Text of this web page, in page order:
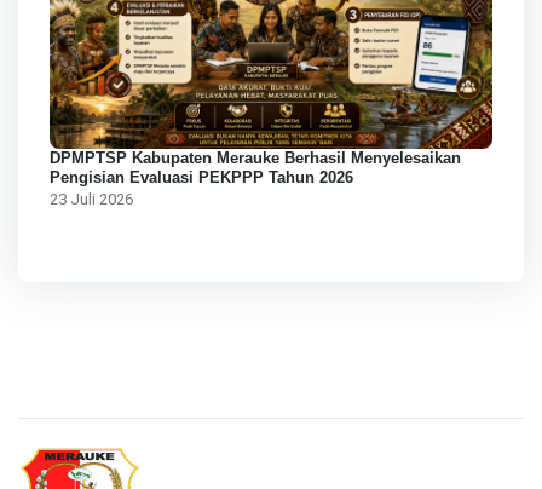
DPMPTSP Kabupaten Merauke Berhasil Menyelesaikan
Pengisian Evaluasi PEKPPP Tahun 2026
23 Juli 2026